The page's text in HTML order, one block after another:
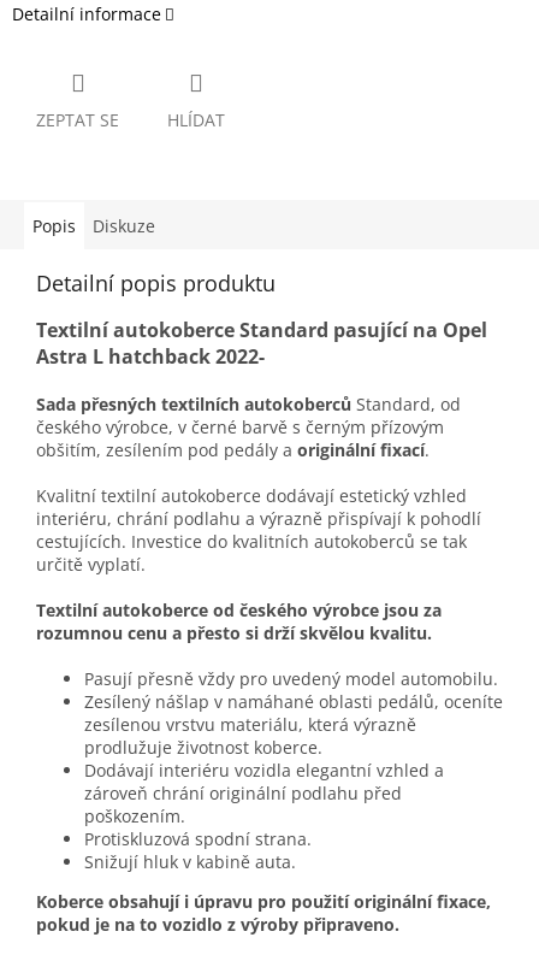
Detailní informace
ZEPTAT SE HLÍDAT
Popis Diskuze
Detailní popis produktu
Textilní autokoberce Standard pasující na Opel
Astra L hatchback 2022-
Sada přesných textilních autokoberců Standard, od
českého výrobce, v černé barvě s černým přízovým
obšitím, zesílením pod pedály a originální fixací.
Kvalitní textilní autokoberce dodávají estetický vzhled
interiéru, chrání podlahu a výrazně přispívají k pohodlí
cestujících. Investice do kvalitních autokoberců se tak
určitě vyplatí.
Textilní autokoberce od českého výrobce jsou za
rozumnou cenu a přesto si drží skvělou kvalitu.
Pasují přesně vždy pro uvedený model automobilu.
Zesílený nášlap v namáhané oblasti pedálů, oceníte
zesílenou vrstvu materiálu, která výrazně
prodlužuje životnost koberce.
Dodávají interiéru vozidla elegantní vzhled a
zároveň chrání originální podlahu před
poškozením.
Protiskluzová spodní strana.
Snižují hluk v kabině auta.
Koberce obsahují i úpravu pro použití originální fixace,
pokud je na to vozidlo z výroby připraveno.